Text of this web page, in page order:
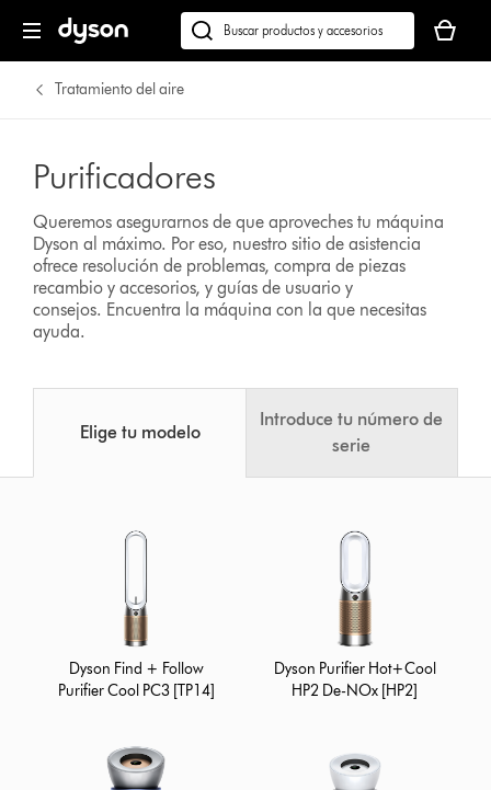
Buscar
en
cesta
está
Tratamiento del aire
Purificadores
Queremos asegurarnos de que aproveches tu máquina
Dyson al máximo. Por eso, nuestro sitio de asistencia
ofrece resolución de problemas, compra de piezas
recambio y accesorios, y guías de usuario y
consejos. Encuentra la máquina con la que necesitas
ayuda.
Elige tu modelo
Introduce tu número de
serie
Dyson Find + Follow
Purifier Cool PC3 [TP14]
Dyson Purifier Hot+Cool
HP2 De-NOx [HP2]